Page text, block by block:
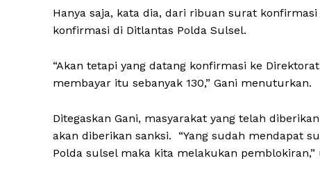
Hanya saja, kata dia, dari ribuan surat
konfirmasi di Ditlantas Polda Sulsel.
“Akan tetapi yang datang konfirmasi ke
membayar itu sebanyak 130,” Gani menuturkan.
Ditegaskan Gani, masyarakat yang telah
akan diberikan sanksi. “Yang sudah mendapat
Polda sulsel maka kita melakukan pemblokiran,”